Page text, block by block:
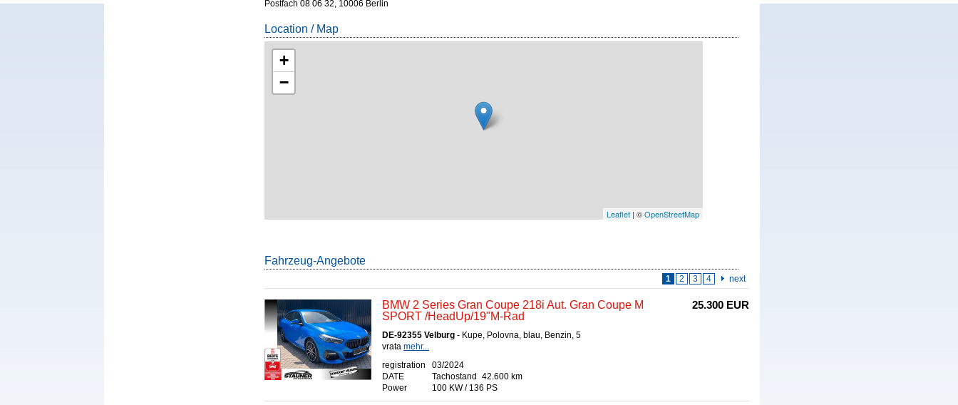
Postfach 08 06 32, 10006 Berlin
Location / Map
+
−
Leaflet | ©OpenStreetMap
Fahrzeug-Angebote
1 2 3 4 next
25.300 EUR
BMW 2 Series Gran Coupe 218i Aut. Gran Coupe M
SPORT /HeadUp/19"M-Rad
DE-92355 Velburg - Kupe, Polovna, blau, Benzin, 5
vrata mehr...
registration
DATE
03/2024
Tachostand
42.600 km
Power
100 KW / 136 PS